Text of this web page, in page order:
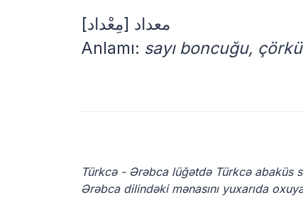
معداد [مِعْداد]
Anlamı: sayı boncuğu, çörkü
Türkcə - Ərəbca lüğətdə Türkcə abaküs
Ərəbca dilindəki mənasını yuxarıda